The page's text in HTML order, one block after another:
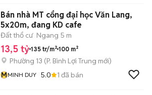
Bán nhà MT cổng đại học Văn Lang,
5x20m, đang KD cafe
Đất thổ cư Ngang 5 m
13,5 tỷ 135 tr/m² 100 m²
Phường 13 (P. Bình Lợi Trung mới)
MMINH DUY 5.0 1 đã bán